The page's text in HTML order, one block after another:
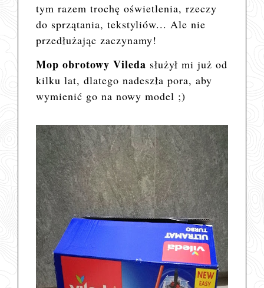
tym razem trochę oświetlenia, rzeczy
do sprzątania, tekstyliów... Ale nie
przedłużając zaczynamy!
Mop obrotowy Vileda służył mi już od
kilku lat, dlatego nadeszła pora, aby
wymienić go na nowy model ;)